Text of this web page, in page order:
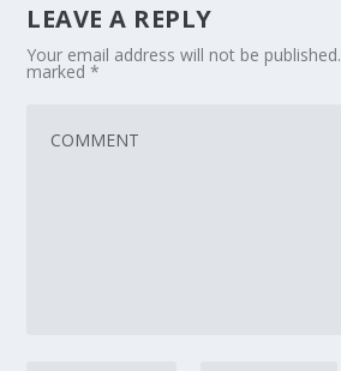
LEAVE A REPLY
Your email address will not be published.
marked*